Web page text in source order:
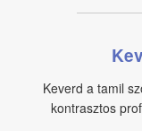
Keverd a tamil
kontrasztos